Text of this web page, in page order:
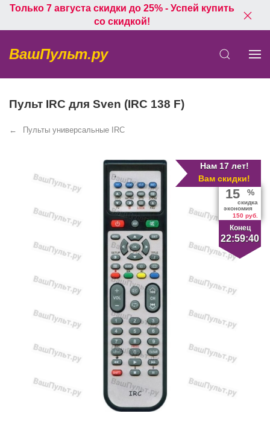
Только 7 августа скидки до 25% - Успей купить
со скидкой!
ВашПульт.ру
Пульт IRC для Sven (IRC 138 F)
Пульты универсальные IRC
Нам 17 лет!
Вам скидки!
Конец
22:59:40
15 %
скидка
экономия
150 руб.